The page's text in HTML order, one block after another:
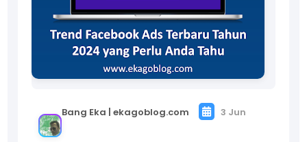
Bang Eka | ekagoblog.com 3 Jun